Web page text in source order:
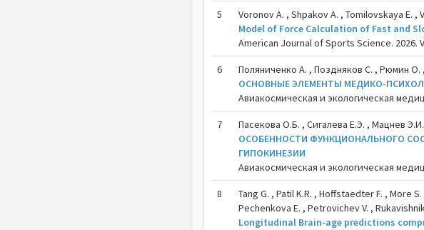
5
Voronov A. , Shpakov A. , Tomilovskaya E. ,
Model of Force Calculation of Fast and
American Journal of Sports Science. 2026.
6
Поляниченко А. , Поздняков С. , Рюмин
ОСНОВНЫЕ ЭЛЕМЕНТЫ МЕДИКО-
Авиакосмическая и экологическая
7
Пасекова О.Б. , Сигалева Е.Э. , Мацнев
ОСОБЕННОСТИ ФУНКЦИОНАЛЬНОГО
ГИПОКИНЕЗИИ
Авиакосмическая и экологическая
8
Tang G. , Patil K.R. , Hoffstaedter F. , More
Pechenkova E. , Petrovichev V. ,
Longitudinal Brain-age predictions